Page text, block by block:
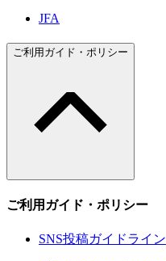
JFA
ご利用ガイド・ポリシー
ご利用ガイド・ポリシー
SNS投稿ガイドライン